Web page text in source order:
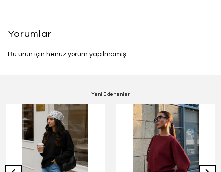
Yorumlar
Bu ürün için henüz yorum yapılmamış.
Yeni Eklenenler